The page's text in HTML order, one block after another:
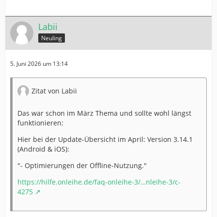
Labii
Neuling
5. Juni 2026 um 13:14
Zitat von Labii
Das war schon im März Thema und sollte wohl längst
funktionieren:
Hier bei der Update-Übersicht im April: Version 3.14.1
(Android & iOS):
"- Optimierungen der Offline-Nutzung."
https://hilfe.onleihe.de/faq-onleihe-3/…nleihe-3/c-
4275